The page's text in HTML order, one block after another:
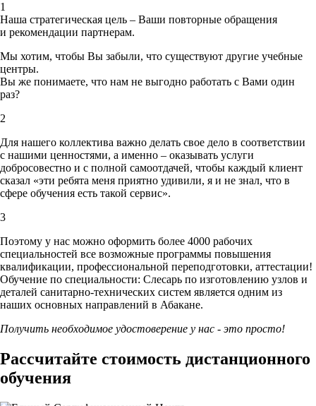
1
Наша стратегическая цель – Ваши повторные обращения
и рекомендации партнерам.
Мы хотим, чтобы Вы забыли, что существуют другие учебные
центры.
Вы же понимаете, что нам не выгодно работать с Вами один
раз?
2
Для нашего коллектива важно делать свое дело в соответствии
с нашими ценностями, а именно – оказывать услуги
добросовестно и с полной самоотдачей, чтобы каждый клиент
сказал «эти ребята меня приятно удивили, я и не знал, что в
сфере обучения есть такой сервис».
3
Поэтому у нас можно оформить более 4000 рабочих
специальностей все возможные программы повышения
квалификации, профессиональной переподготовки, аттестации!
Обучение по специальности: Слесарь по изготовлению узлов и
деталей санитарно-технических систем является одним из
наших основных направлений в Абакане.
Получить необходимое удостоверение у нас - это просто!
Рассчитайте стоимость дистанционного
обучения